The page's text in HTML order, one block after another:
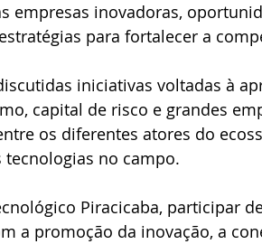
empresas inovadoras,
para fortalecer a
iniciativas voltadas à
capital de risco e grandes
os diferentes atores do
tecnologias no campo.
Piracicaba, participar
a promoção da inovação, a